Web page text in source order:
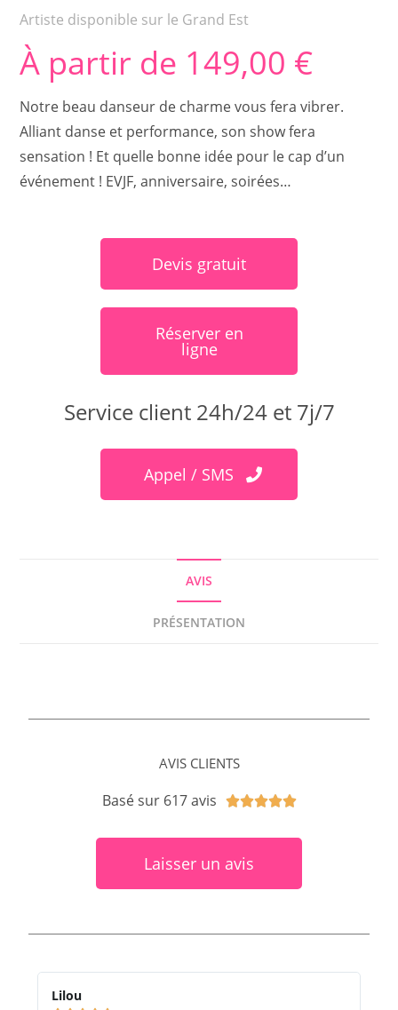
sur 5
notation
client
Artiste disponible sur le Grand Est
À partir de 149,00 €
Notre beau danseur de charme vous fera vibrer.
Alliant danse et performance, son show fera
sensation ! Et quelle bonne idée pour le cap d’un
événement ! EVJF, anniversaire, soirées…
Devis gratuit
Réserver en
ligne
Service client 24h/24 et 7j/7
Appel / SMS
AVIS
PRÉSENTATION
AVIS CLIENTS
Basé sur 617 avis 
Laisser un avis
Lilou